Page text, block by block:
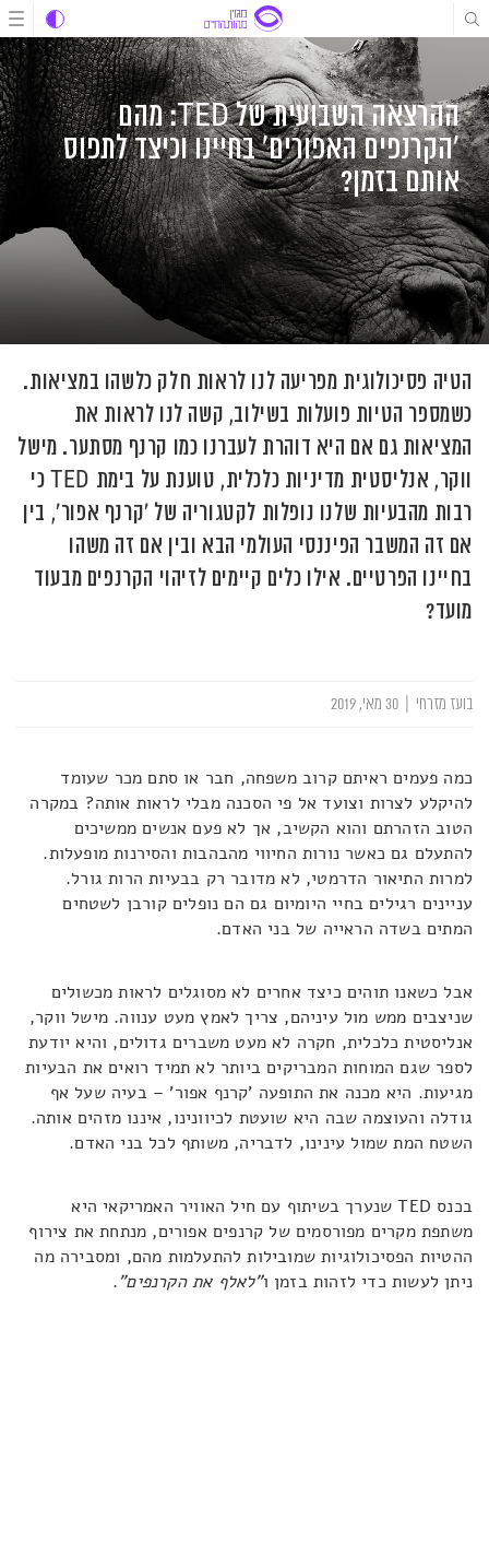
דלג
לתוכן
דלג
דלג
ההרצאה השבועית של TED: מהם
'הקרנפים האפורים' בחיינו וכיצד לתפוס
אותם בזמן?
הטיה פסיכולוגית מפריעה לנו לראות חלק כלשהו במציאות.
כשמספר הטיות פועלות בשילוב, קשה לנו לראות את
המציאות גם אם היא דוהרת לעברנו כמו קרנף מסתער. מישל
ווקר, אנליסטית מדיניות כלכלית, טוענת על בימת TED כי
רבות מהבעיות שלנו נופלות לקטגוריה של 'קרנף אפור', בין
אם זה המשבר הפיננסי העולמי הבא ובין אם זה משהו
בחיינו הפרטיים. אילו כלים קיימים לזיהוי הקרנפים מבעוד
מועד?
בועז מזרחי
כמה פעמים ראיתם קרוב משפחה, חבר או סתם מכר שעומד
להיקלע לצרות וצועד אל פי הסכנה מבלי לראות אותה? במקרה
הטוב הזהרתם והוא הקשיב, אך לא פעם אנשים ממשיכים
להתעלם גם כאשר נורות החיווי מהבהבות והסירנות מופעלות.
למרות התיאור הדרמטי, לא מדובר רק בבעיות הרות גורל.
עניינים רגילים בחיי היומיום גם הם נופלים קורבן לשטחים
המתים בשדה הראייה של בני האדם.
אבל כשאנו תוהים כיצד אחרים לא מסוגלים לראות מכשולים
שניצבים ממש מול עיניהם, צריך לאמץ מעט ענווה. מישל ווקר,
אנליסטית כלכלית, חקרה לא מעט משברים גדולים, והיא יודעת
לספר שגם המוחות המבריקים ביותר לא תמיד רואים את הבעיות
מגיעות. היא מכנה את התופעה 'קרנף אפור' – בעיה שעל אף
גודלה והעוצמה שבה היא שועטת לכיוונינו, איננו מזהים אותה.
השטח המת שמול עינינו, לדבריה, משותף לכל בני האדם.
בכנס TED שנערך בשיתוף עם חיל האוויר האמריקאי היא
משתפת מקרים מפורסמים של קרנפים אפורים, מנתחת את צירוף
ההטיות הפסיכולוגיות שמובילות להתעלמות מהם, ומסבירה מה
ניתן לעשות כדי לזהות בזמן ו"לאלף את הקרנפים".